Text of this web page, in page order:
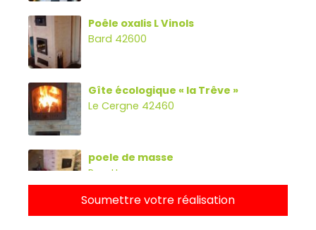
Poêle oxalis L Vinols
Bard 42600
Gîte écologique « la Trêve »
Le Cergne 42460
poele de masse
Parette
Soumettre votre réalisation